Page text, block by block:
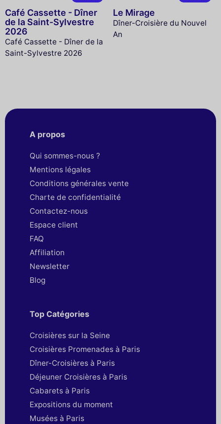
Café Cassette - Dîner
de la Saint-Sylvestre
2026
Café Cassette - Dîner de la
Saint-Sylvestre 2026
Le Mirage
Dîner-Croisière du Nouvel
An
A propos
Qui sommes-nous ?
Mentions légales
Conditions générales vente
Charte de confidentialité
Contactez-nous
Espace client
FAQ
Affiliation
Newsletter
Blog
Top Catégories
Croisières sur la Seine
Croisières Promenades à Paris
Dîner-Croisières à Paris
Déjeuner Croisières à Paris
Cabarets à Paris
Expositions du moment
Musées à Paris